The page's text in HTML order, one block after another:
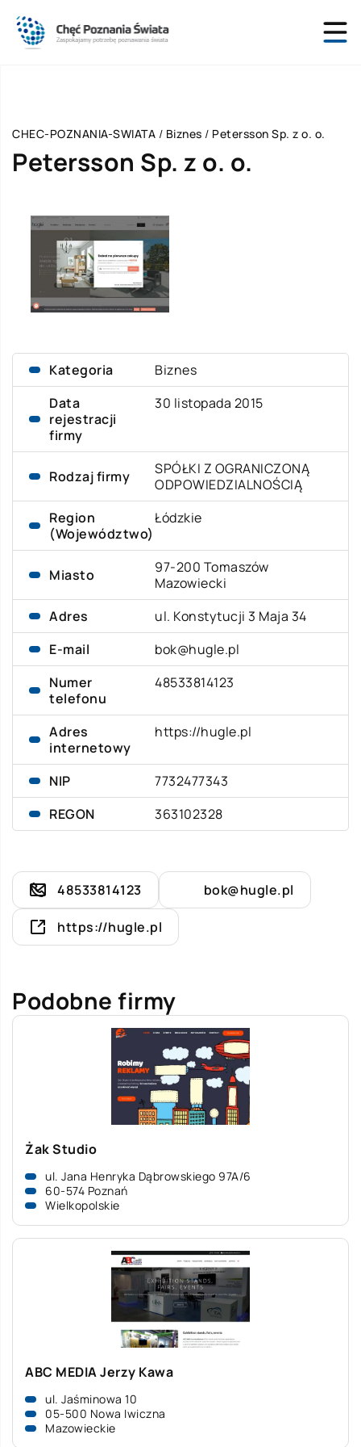
CHEC-POZNANIA-SWIATA / Biznes / Petersson Sp. z o. o.
Petersson Sp. z o. o.
Kategoria
Biznes
Data
rejestracji
firmy
30 listopada 2015
Rodzaj firmy
SPÓŁKI Z OGRANICZONĄ
ODPOWIEDZIALNOŚCIĄ
Region
(Województwo)
Łódzkie
Miasto
97-200 Tomaszów
Mazowiecki
Adres
ul. Konstytucji 3 Maja 34
E-mail
bok@hugle.pl
Numer
telefonu
48533814123
Adres
internetowy
https://hugle.pl
NIP
7732477343
REGON
363102328
48533814123 bok@hugle.pl
https://hugle.pl
Podobne firmy
Żak Studio
ul. Jana Henryka Dąbrowskiego 97A/6
60-574 Poznań
Wielkopolskie
ABC MEDIA Jerzy Kawa
ul. Jaśminowa 10
05-500 Nowa Iwiczna
Mazowieckie